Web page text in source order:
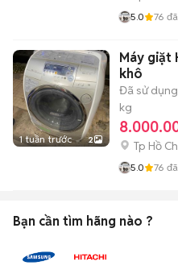
5.0 76
1 tuần trước 2
Máy giặt
khô
Đã sử dụng
kg
Tp Hồ
5.0 76
Bạn cần tìm hãng nào ?